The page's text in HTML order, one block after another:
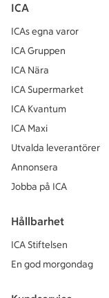
ICA
ICAs egna varor
ICA Gruppen
ICA Nära
ICA Supermarket
ICA Kvantum
ICA Maxi
Utvalda leverantörer
Annonsera
Jobba på ICA
Hållbarhet
ICA Stiftelsen
En god morgondag